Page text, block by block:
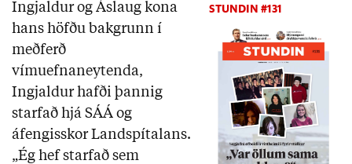
STUNDIN #131
Ingjaldur og Áslaug kona
hans höfðu bakgrunn í
meðferð
vímuefnaneytenda,
Ingjaldur hafði þannig
starfað hjá SÁÁ og
áfengisskor Landspítalans.
„Ég hef starfað sem